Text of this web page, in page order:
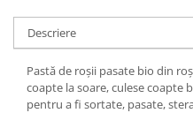
Descriere
Pastă de roșii pasate bio din
coapte la soare, culese coapte
pentru a fi sortate, pasate,